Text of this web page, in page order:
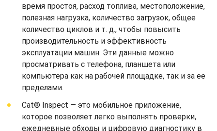
время простоя, расход топлива, местоположение,
полезная нагрузка, количество загрузок, общее
количество циклов и т. д., чтобы повысить
производительность и эффективность
эксплуатации машин. Эти данные можно
просматривать с телефона, планшета или
компьютера как на рабочей площадке, так и за ее
пределами.
Cat® Inspect — это мобильное приложение,
которое позволяет легко выполнять проверки,
ежедневные обходы и цифровую диагностику в